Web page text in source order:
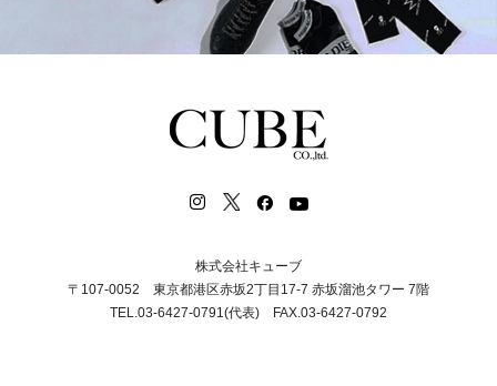
株式会社キューブ
〒107-0052 東京都港区赤坂2丁目17-7 赤坂溜池タワー 7階
TEL.03-6427-0791(代表) FAX.03-6427-0792